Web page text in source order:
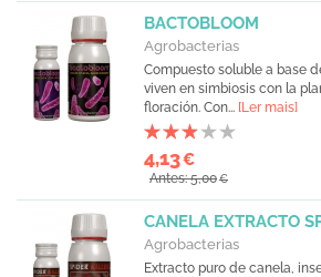
BACTOBLOOM
Agrobacterias
Compuesto soluble a base
viven en simbiosis con la
floración. Con... [Ler mais]
4,13€
Antes: 5,00€
CANELA EXTRACTO
Agrobacterias
Extracto puro de canela,